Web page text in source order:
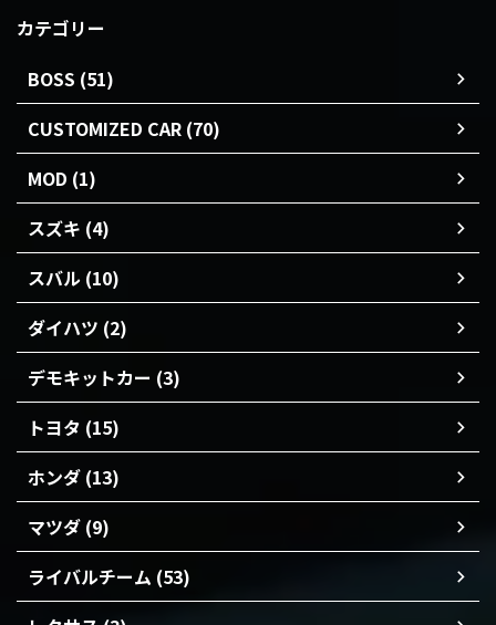
カテゴリー
BOSS (51)
CUSTOMIZED CAR (70)
MOD (1)
スズキ (4)
スバル (10)
ダイハツ (2)
デモキットカー (3)
トヨタ (15)
ホンダ (13)
マツダ (9)
ライバルチーム (53)